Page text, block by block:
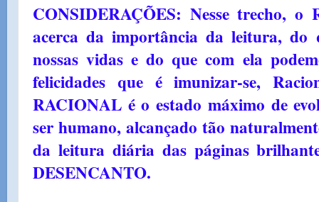
CONSIDERAÇÕES: Nesse trecho,
acerca da importância da leitura, do
nossas vidas e do que com ela
felicidades que é imunizar-se,
RACIONAL é o estado máximo de
ser humano, alcançado tão
da leitura diária das páginas
DESENCANTO.